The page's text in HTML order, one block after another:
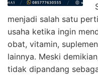
menjadi salah satu
usaha ketika ingin
obat, vitamin,
lainnya. Meski
tidak dipandang